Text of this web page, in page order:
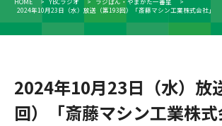
ラジオ
アナウンサー
Announcer
2024年10月23日（水）放送（第193回）「斎藤マシン工業株式会社」
2024年10月23日（水）放
回）「斎藤マシン工業株式